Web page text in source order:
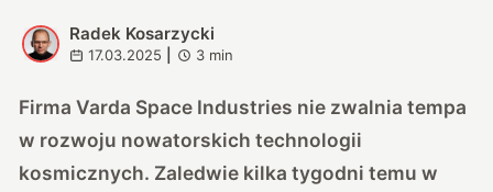
R
Radek Kosarzycki
17.03.2025 3 min
Firma Varda Space Industries nie zwalnia tempa
w rozwoju nowatorskich technologii
kosmicznych. Zaledwie kilka tygodni temu w